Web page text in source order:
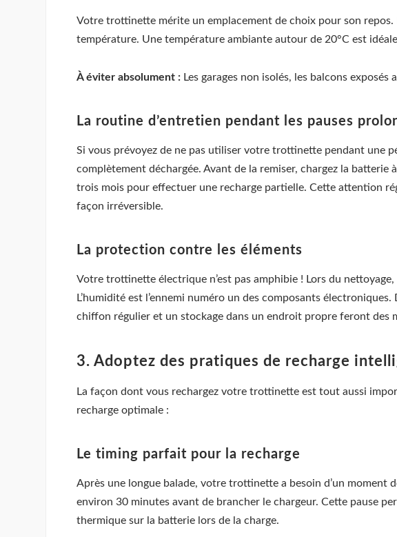
Votre trottinette mérite un emplacement de choix pour son
température. Une température ambiante autour de 20°C est
À éviter absolument : Les garages non isolés, les balcons
La routine d’entretien pendant les pauses
Si vous prévoyez de ne pas utiliser votre trottinette pendant une
complètement déchargée. Avant de la remiser, chargez la
trois mois pour effectuer une recharge partielle. Cette attention
façon irréversible.
La protection contre les éléments
Votre trottinette électrique n’est pas amphibie ! Lors du
L’humidité est l’ennemi numéro un des composants
chiffon régulier et un stockage dans un endroit propre feront des
3. Adoptez des pratiques de recharge
La façon dont vous rechargez votre trottinette est tout aussi
recharge optimale :
Le timing parfait pour la recharge
Après une longue balade, votre trottinette a besoin d’un moment
environ 30 minutes avant de brancher le chargeur. Cette pause
thermique sur la batterie lors de la charge.